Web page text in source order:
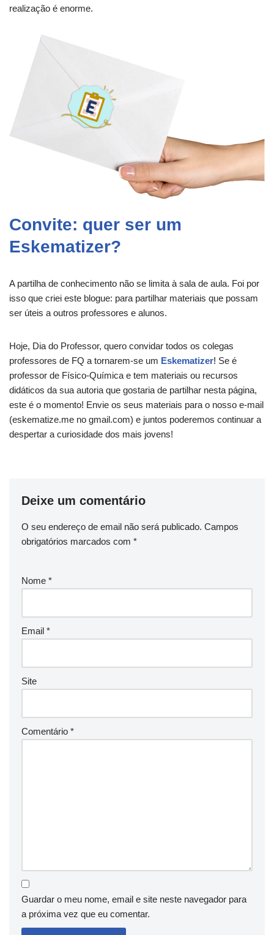
realização é enorme.
Convite: quer ser um
Eskematizer?
A partilha de conhecimento não se limita à sala de aula. Foi por
isso que criei este blogue: para partilhar materiais que possam
ser úteis a outros professores e alunos.
Hoje, Dia do Professor, quero convidar todos os colegas
professores de FQ a tornarem-se um Eskematizer! Se é
professor de Físico-Química e tem materiais ou recursos
didáticos da sua autoria que gostaria de partilhar nesta página,
este é o momento! Envie os seus materiais para o nosso e-mail
(eskematize.me no gmail.com) e juntos poderemos continuar a
despertar a curiosidade dos mais jovens!
Deixe um comentário
O seu endereço de email não será publicado. Campos
obrigatórios marcados com *
Nome *
Email *
Site
Comentário *
Guardar o meu nome, email e site neste navegador para
a próxima vez que eu comentar.